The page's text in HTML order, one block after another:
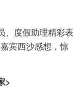
、度假助理精彩表
宾西沙感想，惊
>